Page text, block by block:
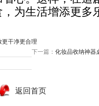
为生活增添更多
干净更合理
下一篇： 化妆品收纳神器
返回首页